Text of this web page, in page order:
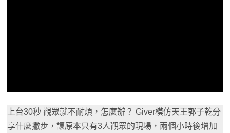
上台30秒 觀眾就不耐煩，怎麼辦？ Giver模仿天王郭子乾分
享什麼撇步，讓原本只有3人觀眾的現場，兩個小時後增加